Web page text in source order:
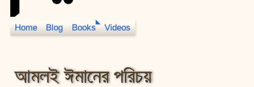
Home Blog Books Videos
আমলই ঈমানের পরিচয়